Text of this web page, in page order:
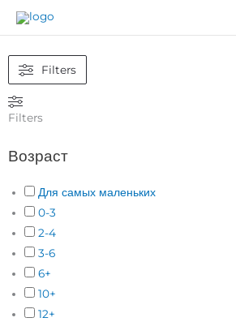
Перейти
Filters
Filters
Возраст
Для самых маленьких
0-3
2-4
3-6
6+
10+
12+